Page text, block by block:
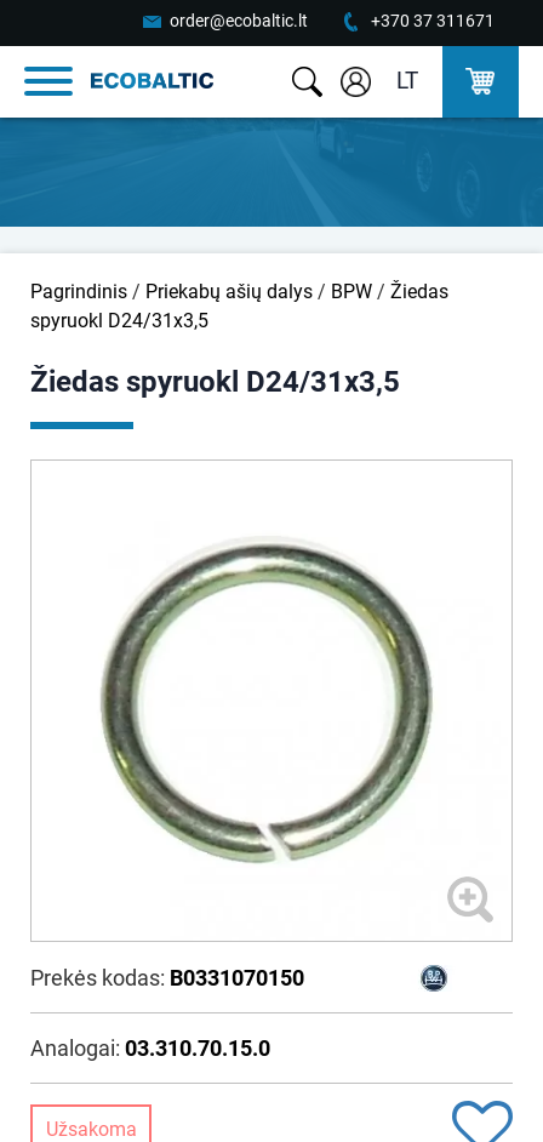
order@ecobaltic.lt +370 37 311671
LT
Pagrindinis / Priekabų ašių dalys / BPW / Žiedas
spyruokl D24/31x3,5
Žiedas spyruokl D24/31x3,5
Prekės kodas: B0331070150
Analogai: 03.310.70.15.0
Užsakoma